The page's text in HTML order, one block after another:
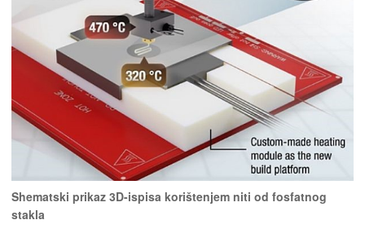
Shematski prikaz 3D-ispisa korištenjem niti od fosfatnog
stakla